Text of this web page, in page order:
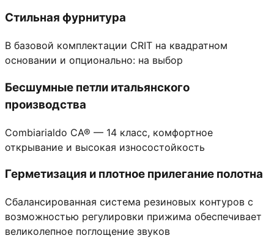
Стильная фурнитура
В базовой комплектации CRIT на квадратном
основании и опционально: на выбор
Бесшумные петли итальянского
производства
Combiarialdo СА® — 14 класс, комфортное
открывание и высокая износостойкость
Герметизация и плотное прилегание полотна
Сбалансированная система резиновых контуров с
возможностью регулировки прижима обеспечивает
великолепное поглощение звуков